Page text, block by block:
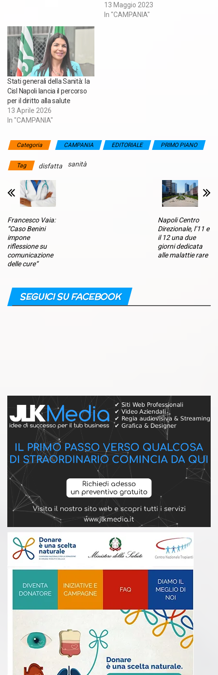
13 Maggio 2023
In "CAMPANIA"
Stati generali della Sanità: la
Cisl Napoli lancia il percorso
per il diritto alla salute
13 Aprile 2026
In "CAMPANIA"
Categoria CAMPANIA EDITORIALE PRIMO PIANO
Tag disfatta sanità
Francesco Vaia:
“Caso Benini
impone
riflessione su
comunicazione
delle cure“
Napoli Centro
Direzionale, l’11 e
il 12 una due
giorni dedicata
alle malattie rare
SEGUICI SU FACEBOOK